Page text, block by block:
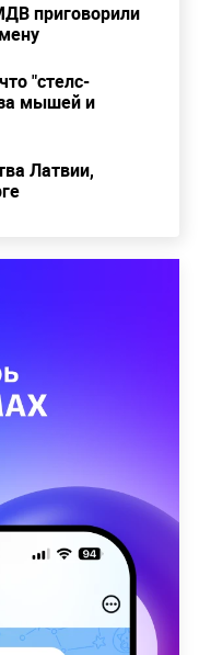
приговорили
"стелс-
мышей и
Латвии,